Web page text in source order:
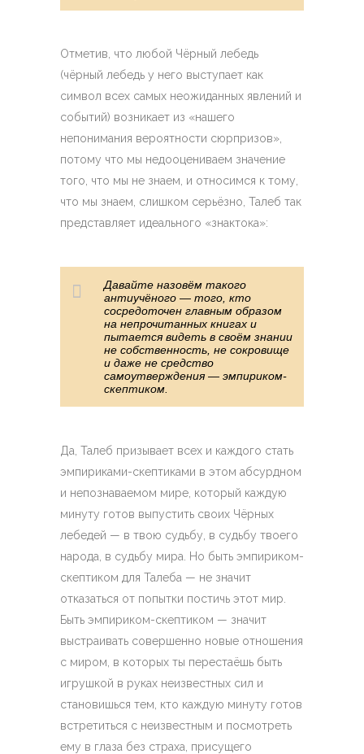
Отметив, что любой Чёрный лебедь
(чёрный лебедь у него выступает как
символ всех самых неожиданных явлений и
событий) возникает из «нашего
непонимания вероятности сюрпризов»,
потому что мы недооцениваем значение
того, что мы не знаем, и относимся к тому,
что мы знаем, слишком серьёзно, Талеб так
представляет идеального «знактока»:
Давайте назовём такого
антиучёного — того, кто
сосредоточен главным образом
на непрочитанных книгах и
пытается видеть в своём знании
не собственность, не сокровище
и даже не средство
самоутверждения — эмпириком-
скептиком.
Да, Талеб призывает всех и каждого стать
эмпириками-скептиками в этом абсурдном
и непознаваемом мире, который каждую
минуту готов выпустить своих Чёрных
лебедей — в твою судьбу, в судьбу твоего
народа, в судьбу мира. Но быть эмпириком-
скептиком для Талеба — не значит
отказаться от попытки постичь этот мир.
Быть эмпириком-скептиком — значит
выстраивать совершенно новые отношения
с миром, в которых ты перестаёшь быть
игрушкой в руках неизвестных сил и
становишься тем, кто каждую минуту готов
встретиться с неизвестным и посмотреть
ему в глаза без страха, присущего